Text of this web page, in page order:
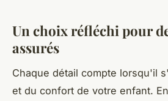
Un choix réfléchi pour
assurés
Chaque détail compte lorsqu'il
et du confort de votre enfant.